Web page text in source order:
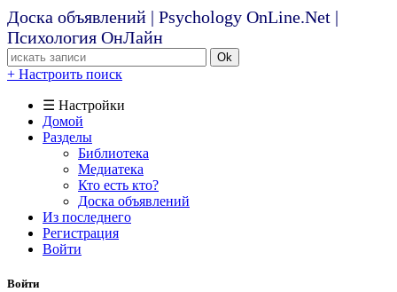
Доска объявлений | Psychology OnLine.Net |
Психология ОнЛайн
Ok
+ Настроить поиск
☰ Настройки
Домой
Разделы
Библиотека
Медиатека
Кто есть кто?
Доска объявлений
Из последнего
Регистрация
Войти
Войти